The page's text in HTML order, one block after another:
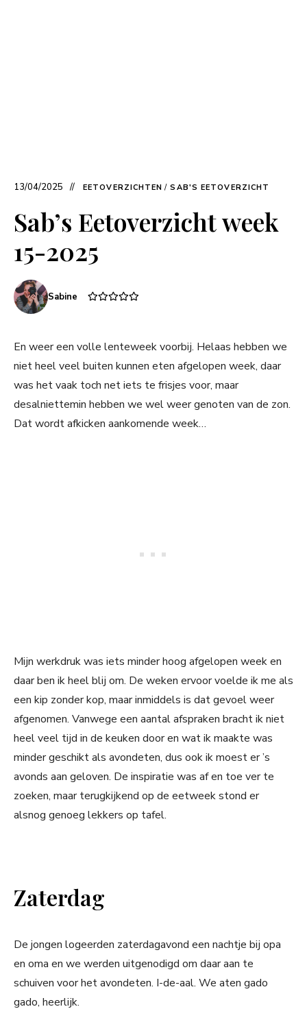
13/04/2025 EETOVERZICHTEN / SAB'S EETOVERZICHT
Sab’s Eetoverzicht week
15-2025
Sabine
En weer een volle lenteweek voorbij. Helaas hebben we
niet heel veel buiten kunnen eten afgelopen week, daar
was het vaak toch net iets te frisjes voor, maar
desalniettemin hebben we wel weer genoten van de zon.
Dat wordt afkicken aankomende week…
Mijn werkdruk was iets minder hoog afgelopen week en
daar ben ik heel blij om. De weken ervoor voelde ik me als
een kip zonder kop, maar inmiddels is dat gevoel weer
afgenomen. Vanwege een aantal afspraken bracht ik niet
heel veel tijd in de keuken door en wat ik maakte was
minder geschikt als avondeten, dus ook ik moest er ’s
avonds aan geloven. De inspiratie was af en toe ver te
zoeken, maar terugkijkend op de eetweek stond er
alsnog genoeg lekkers op tafel.
Zaterdag
De jongen logeerden zaterdagavond een nachtje bij opa
en oma en we werden uitgenodigd om daar aan te
schuiven voor het avondeten. I-de-aal. We aten gado
gado, heerlijk.